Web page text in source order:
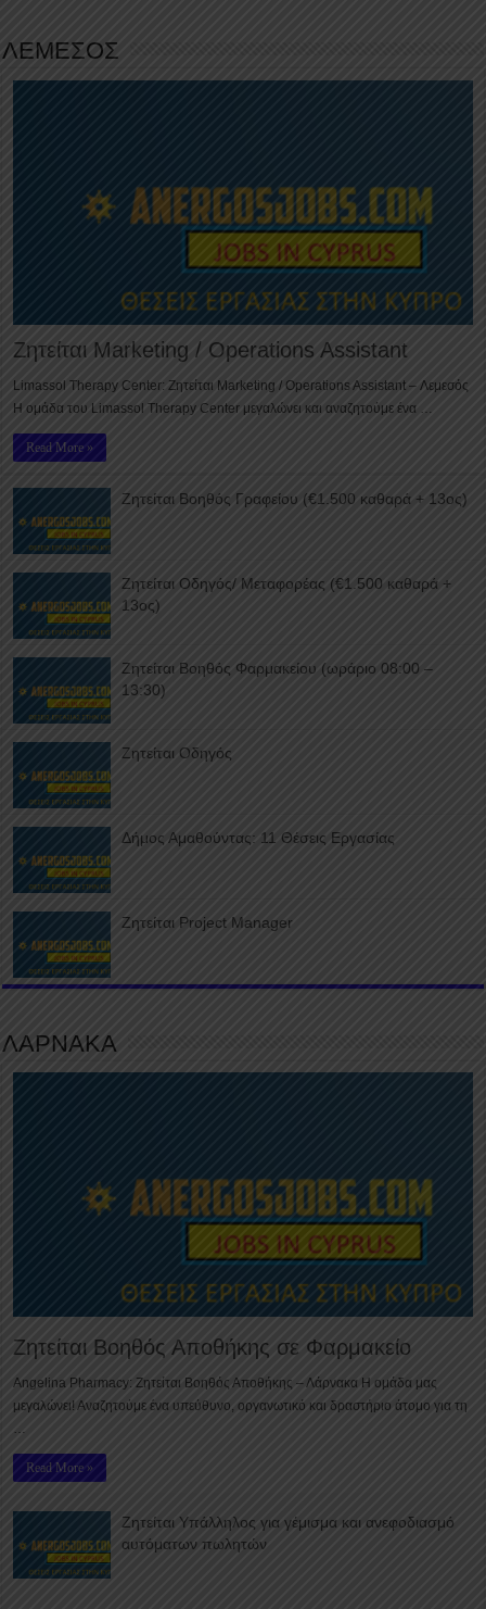
ΛΕΜΕΣΟΣ
Ζητείται Marketing / Operations Assistant
Limassol Therapy Center: Ζητείται Marketing / Operations Assistant – Λεμεσός
Η ομάδα του Limassol Therapy Center μεγαλώνει και αναζητούμε ένα …
Read More »
Ζητείται Βοηθός Γραφείου (€1.500 καθαρά + 13ος)
Ζητείται Οδηγός/ Μεταφορέας (€1.500 καθαρά +
13ος)
Ζητείται Βοηθός Φαρμακείου (ωράριο 08:00 –
13:30)
Ζητείται Οδηγός
Δήμος Αμαθούντας: 11 Θέσεις Εργασίας
Ζητείται Project Manager
ΛΑΡΝΑΚΑ
Ζητείται Βοηθός Αποθήκης σε Φαρμακείο
Angelina Pharmacy: Ζητείται Βοηθός Αποθήκης – Λάρνακα Η ομάδα μας
μεγαλώνει! Αναζητούμε ένα υπεύθυνο, οργανωτικό και δραστήριο άτομο για τη
…
Read More »
Ζητείται Υπάλληλος για γέμισμα και ανεφοδιασμό
αυτόματων πωλητών